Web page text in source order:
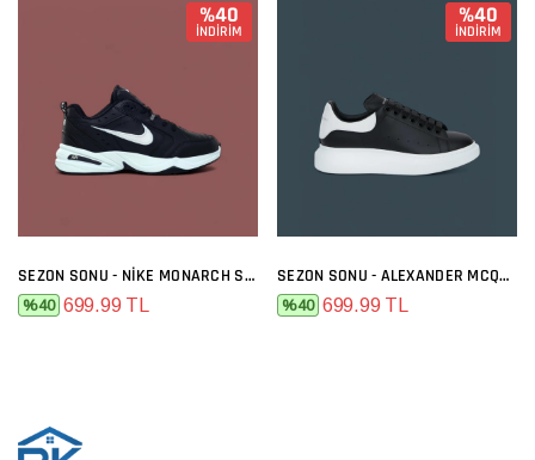
%40
İNDİRİM
SEZON SONU - NIKE MONARCH SIYAH BEYAZ
%40 699.99 TL
%40
İNDİRİM
SEZON SONU - ALEXANDER MCQUEEN SIYAH BEYAZ
%40 699.99 TL